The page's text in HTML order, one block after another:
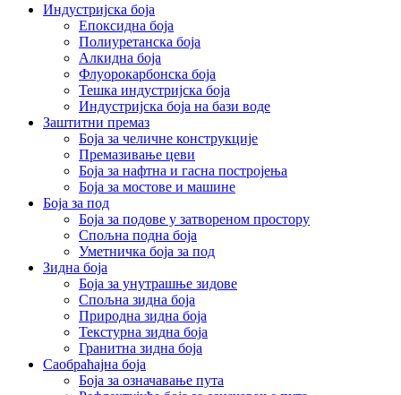
Индустријска боја
Епоксидна боја
Полиуретанска боја
Алкидна боја
Флуорокарбонска боја
Тешка индустријска боја
Индустријска боја на бази воде
Заштитни премаз
Боја за челичне конструкције
Премазивање цеви
Боја за нафтна и гасна постројења
Боја за мостове и машине
Боја за под
Боја за подове у затвореном простору
Спољна подна боја
Уметничка боја за под
Зидна боја
Боја за унутрашње зидове
Спољна зидна боја
Природна зидна боја
Текстурна зидна боја
Гранитна зидна боја
Саобраћајна боја
Боја за означавање пута